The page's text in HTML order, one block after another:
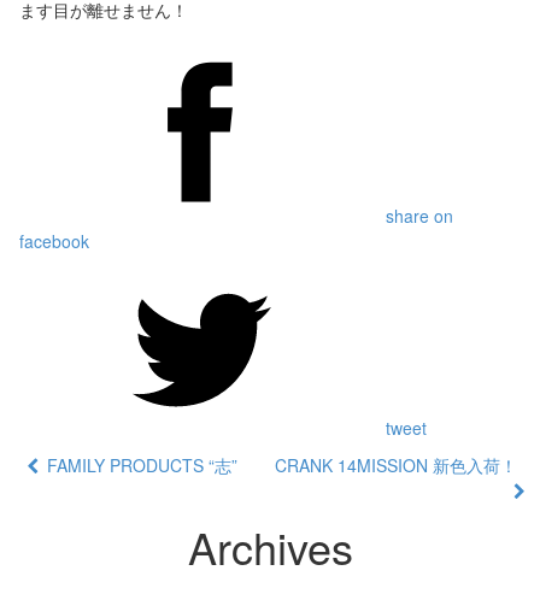
ます目が離せません！
share on
facebook
tweet
FAMILY PRODUCTS “志”
CRANK 14MISSION 新色入荷！
Archives